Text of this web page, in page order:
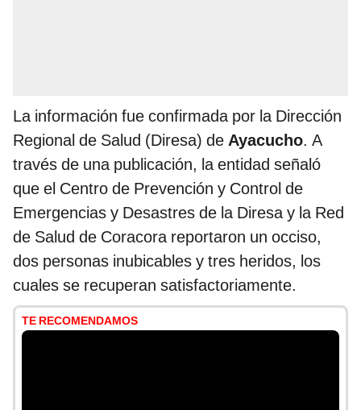
La información fue confirmada por la Dirección
Regional de Salud (Diresa) de Ayacucho. A
través de una publicación, la entidad señaló
que el Centro de Prevención y Control de
Emergencias y Desastres de la Diresa y la Red
de Salud de Coracora reportaron un occiso,
dos personas inubicables y tres heridos, los
cuales se recuperan satisfactoriamente.
TE RECOMENDAMOS